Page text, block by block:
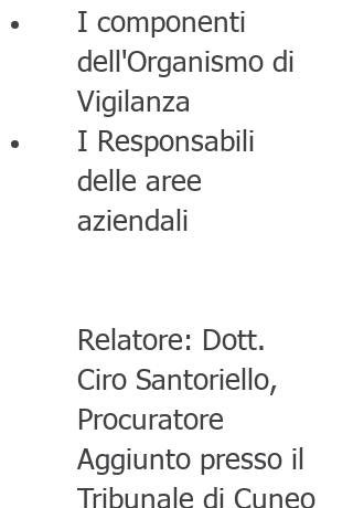
I componenti
dell'Organismo di
Vigilanza
I Responsabili
delle aree
aziendali
Relatore: Dott.
Ciro Santoriello,
Procuratore
Aggiunto presso il
Tribunale di Cuneo